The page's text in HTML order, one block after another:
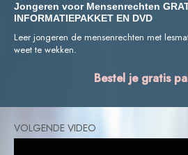
Jongeren voor Mensenrechten
INFORMATIEPAKKET EN DVD
Leer jongeren de mensenrechten met
weet te wekken.
Bestel je gratis